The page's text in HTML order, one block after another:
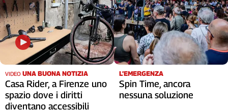
Cerca
Contatti
La
redazione
VIDEO UNA BUONA NOTIZIA
Casa Rider, a Firenze uno
spazio dove i diritti
diventano accessibili
L’EMERGENZA
Spin Time, ancora
nessuna soluzione